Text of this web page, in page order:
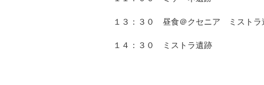
１３：３０ 昼食＠クセニア ミストラ
１４：３０ ミストラ遺跡